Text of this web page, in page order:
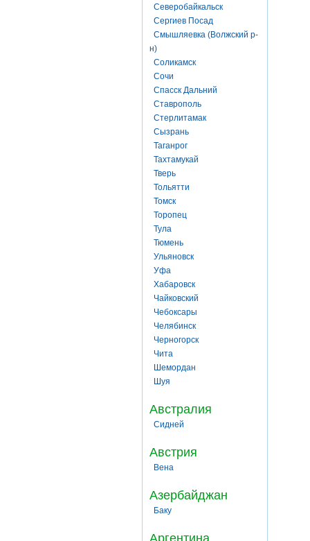
Северобайкальск
Сергиев Посад
Смышляевка (Волжский р-
н)
Соликамск
Сочи
Спасск Дальний
Ставрополь
Стерлитамак
Сызрань
Таганрог
Тахтамукай
Тверь
Тольятти
Томск
Торопец
Тула
Тюмень
Ульяновск
Уфа
Хабаровск
Чайковский
Чебоксары
Челябинск
Черногорск
Чита
Шемордан
Шуя
Австралия
Сидней
Австрия
Вена
Азербайджан
Баку
Аргентина